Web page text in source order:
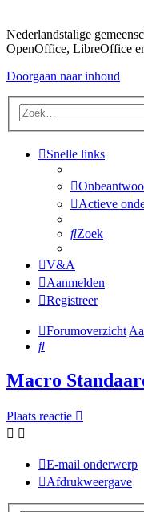
Nederlandstalige
OpenOffice, LibreOffice
Doorgaan naar inhoud
Snelle links
Actieve
Zoek
V&A
Aanmelden
Registreer
Forumoverzicht
Zoek
Macro
Plaats reactie
E-mail onderwerp
Afdrukweergave